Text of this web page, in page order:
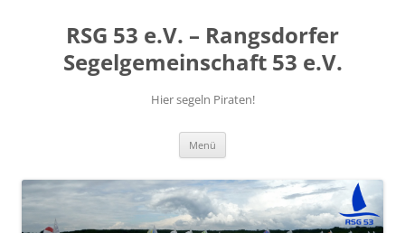
RSG 53 e.V. – Rangsdorfer
Segelgemeinschaft 53 e.V.
Hier segeln Piraten!
Menü